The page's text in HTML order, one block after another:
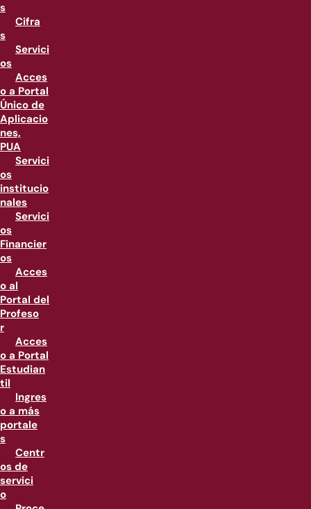
s
Cifra
s
Servici
os
Acces
o a Portal
Único de
Aplicacio
nes,
PUA
Servici
os
institucio
nales
Servici
os
Financier
os
Acces
o al
Portal del
Profeso
r
Acces
o a Portal
Estudian
til
Ingres
o a más
portale
s
Centr
os de
servici
o